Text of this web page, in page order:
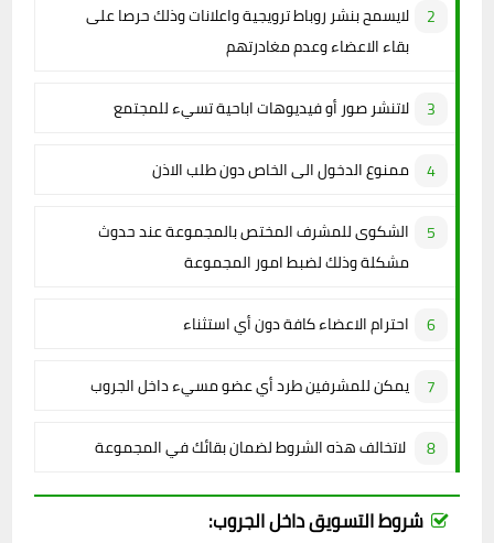
لايسمح بنشر روباط ترويجية واعلانات وذلك حرصا على
بقاء الاعضاء وعدم مغادرتهم
لاتنشر صور أو فيديوهات اباحية تسيء للمجتمع
ممنوع الدخول الى الخاص دون طلب الاذن
الشكوى للمشرف المختص بالمجموعة عند حدوث
مشكلة وذلك لضبط امور المجموعة
احترام الاعضاء كافة دون أي استثناء
يمكن للمشرفين طرد أي عضو مسيء داخل الجروب
لاتخالف هذه الشروط لضمان بقائك في المجموعة
شروط التسويق داخل الجروب: